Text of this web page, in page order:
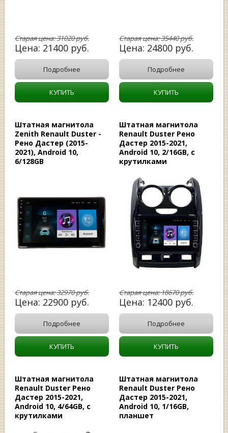
Старая цена:31020руб.
Цена: 21400 руб.
Подробнее
КУПИТЬ
Старая цена:35440руб.
Цена: 24800 руб.
Подробнее
КУПИТЬ
Штатная магнитола
Zenith Renault Duster -
Рено Дастер (2015-
2021), Android 10,
6/128GB
Старая цена:32970руб.
Цена: 22900 руб.
Подробнее
КУПИТЬ
Штатная магнитола
Renault Duster Рено
Дастер 2015-2021,
Android 10, 2/16GB, c
крутилками
Старая цена:18670руб.
Цена: 12400 руб.
Подробнее
КУПИТЬ
Штатная магнитола
Renault Duster Рено
Дастер 2015-2021,
Android 10, 4/64GB, c
крутилками
Штатная магнитола
Renault Duster Рено
Дастер 2015-2021,
Android 10, 1/16GB,
планшет